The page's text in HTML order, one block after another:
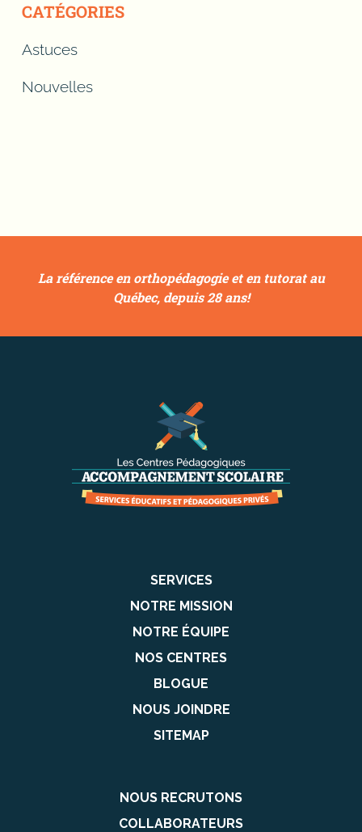
CATÉGORIES
Astuces
Nouvelles
La référence en orthopédagogie et en tutorat au
Québec, depuis 28 ans!
SERVICES
NOTRE MISSION
NOTRE ÉQUIPE
NOS CENTRES
BLOGUE
NOUS JOINDRE
SITEMAP
NOUS RECRUTONS
COLLABORATEURS